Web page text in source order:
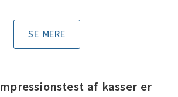
SE MERE
af kasser er